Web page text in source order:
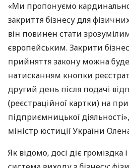
«Ми пропонуємо
закриття бізнесу для
він повинен стати
європейським. Закрити
прийняття закону можна
натисканням кнопки
другий день після подачі
(реєстраційної картки) на
підприємницької
міністр юстиції України
Як відомо, досі діє громіздка